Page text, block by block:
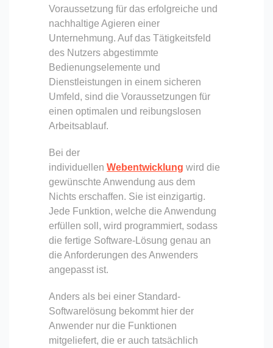
Voraussetzung für das erfolgreiche und
nachhaltige Agieren einer
Unternehmung. Auf das Tätigkeitsfeld
des Nutzers abgestimmte
Bedienungselemente und
Dienstleistungen in einem sicheren
Umfeld, sind die Voraussetzungen für
einen optimalen und reibungslosen
Arbeitsablauf.
Bei der
individuellen Webentwicklung wird die
gewünschte Anwendung aus dem
Nichts erschaffen. Sie ist einzigartig.
Jede Funktion, welche die Anwendung
erfüllen soll, wird programmiert, sodass
die fertige Software-Lösung genau an
die Anforderungen des Anwenders
angepasst ist.
Anders als bei einer Standard-
Softwarelösung bekommt hier der
Anwender nur die Funktionen
mitgeliefert, die er auch tatsächlich